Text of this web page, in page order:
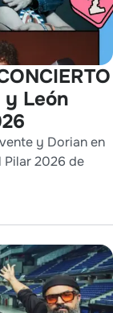
y León
y Dorian en
Pilar 2026 de